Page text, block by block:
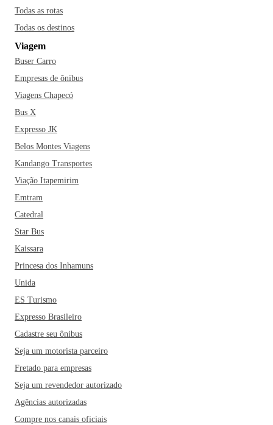
como o Bar Capelinha ou o filho da Truta e experimente
conhecer Resende agora!
Todas as rotas
Todas os destinos
Viagem
Buser Carro
Empresas de ônibus
Viagens Chapecó
Bus X
Expresso JK
Belos Montes Viagens
Kandango Transportes
Viação Itapemirim
Emtram
Catedral
Star Bus
Kaissara
Princesa dos Inhamuns
Unida
ES Turismo
Expresso Brasileiro
Cadastre seu ônibus
Seja um motorista parceiro
Fretado para empresas
Seja um revendedor autorizado
Agências autorizadas
Compre nos canais oficiais